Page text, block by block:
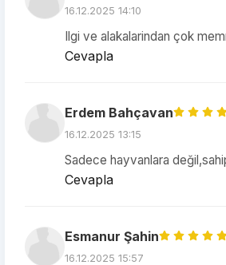
16.12.2025 14:10
Ilgi ve alakalarindan çok
Cevapla
Erdem Bahçavan
16.12.2025 13:15
Sadece hayvanlara
Cevapla
Esmanur Şahin
16.12.2025 15:57